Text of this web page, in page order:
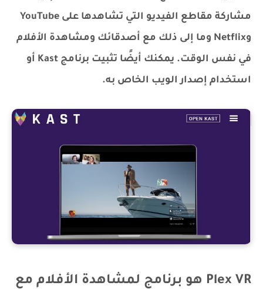
مشاركة مقاطع الفيديو التي تشاهدها على YouTube
وNetflix وما إلى ذلك مع أصدقائك ومشاهدة الأفلام
في نفس الوقت. يمكنك أيضًا تثبيت برنامج Kast أو
استخدام إصدار الويب الخاص به.
Plex VR هو برنامج لمشاهدة الأفلام مع